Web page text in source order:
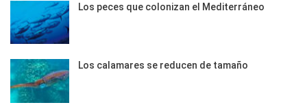
Los peces que colonizan el Mediterráneo
Los calamares se reducen de tamaño